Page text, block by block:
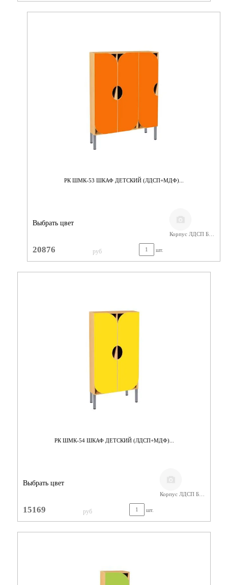
РК ШМК-53 ШКАФ ДЕТСКИЙ (ЛДСП+МДФ)...
Выбрать цвет
Корпус ЛДСП Бук,Фасады МДФ
20876 руб шт.
РК ШМК-54 ШКАФ ДЕТСКИЙ (ЛДСП+МДФ)...
Выбрать цвет
Корпус ЛДСП Бук,Фасады МДФ
15169 руб шт.